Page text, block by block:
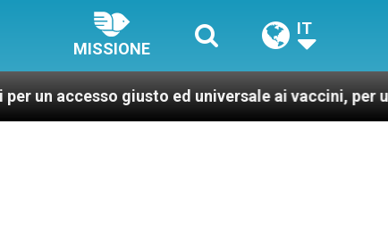
MISSIONE
IT
ed universale ai vaccini, per un mondo più